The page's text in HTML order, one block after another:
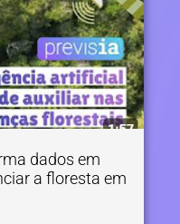
dados em
a floresta em